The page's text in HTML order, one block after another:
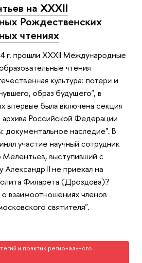
на XXXII
Рождественских
чтениях
г. прошли XXXII Международные
чтения
культура: потери и
образ будущего", в
впервые была включена секция
архива Российской Федерации
документальное наследие". В
участие научный сотрудник
выступивший с
II не приехал на
Филарета (Дроздова)?
взаимоотношениях членов
святителя".
и практик регионального